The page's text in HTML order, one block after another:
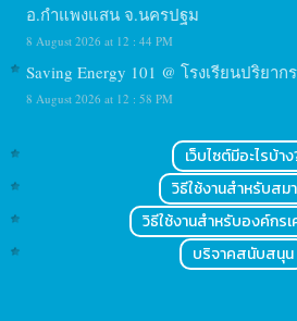
อ.กำแพงแสน จ.นครปฐม
8 August 2026 at 12 : 44 PM
Saving Energy 101 @ โรงเรียนปริยากร
8 August 2026 at 12 : 58 PM
เว็บไซต์มีอะไรบ้าง
วิธีใช้งานสำหรับสม
วิธีใช้งานสำหรับองค์กร
บริจาคสนับสนุน